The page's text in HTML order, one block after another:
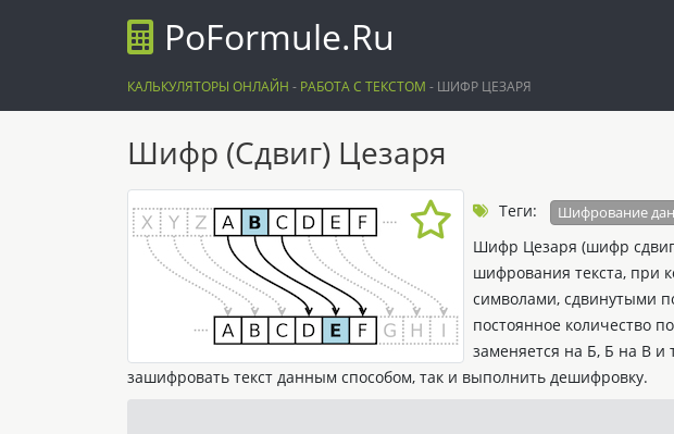
PoFormule.Ru
КАЛЬКУЛЯТОРЫ ОНЛАЙН - РАБОТА С ТЕКСТОМ - ШИФР ЦЕЗАРЯ
Шифр (Сдвиг) Цезаря
Теги: Шифрование
Шифр Цeзаря (шифр
шифрования текста, при
символами, сдвинутыми
постоянное количество
заменяется на Б, Б на В
зашифровать текст данным способом, так и выполнить дешифровку.